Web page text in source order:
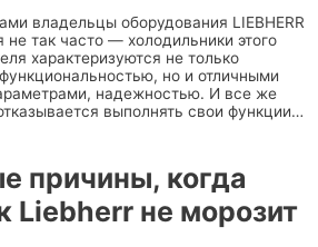
владельцы оборудования LIEBHERR
не так часто — холодильники этого
характеризуются не только
но и отличными
надежностью. И все же
выполнять свои функции…
причины, когда
Liebherr не морозит